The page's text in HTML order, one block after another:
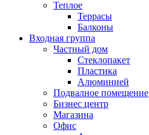
Теплое
Террасы
Балконы
Входная группа
Частный дом
Стеклопакет
Пластика
Алюминией
Подвалное помещение
Бизнес центр
Магазина
Офис